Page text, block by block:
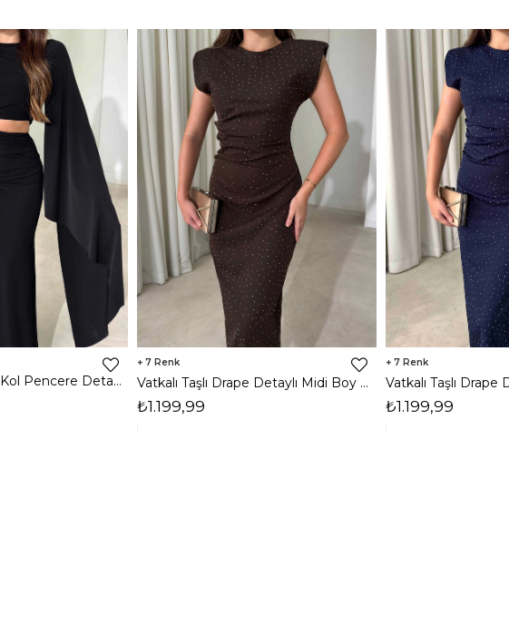
Dökümlü Pelerin Kol Pencere Detaylı Maxi Siyah Arlev Kadın Elbise 26Y511
7
Vatkalı Taşlı Drape Detaylı Midi Boy Kahverengi Jesep Kadın Elbise 26Y282
₺1.199,99
7
₺1.199,99